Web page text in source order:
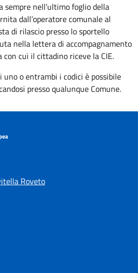
sempre nell’ultimo foglio della
dall’operatore comunale al
di rilascio presso lo sportello
nella lettera di accompagnamento
cui il cittadino riceve la CIE.
o entrambi i codici è possibile
presso qualunque Comune.
Roveto